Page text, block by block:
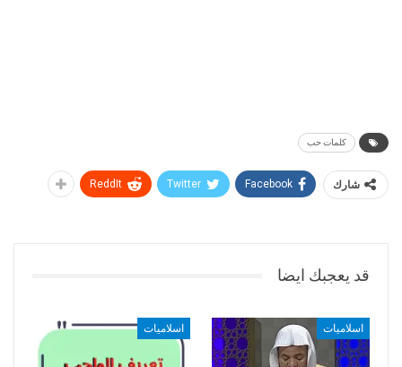
كلمات حب
شارك Facebook
Twitter
ReddIt
قد يعجبك ايضا
اسلاميات اسلاميات